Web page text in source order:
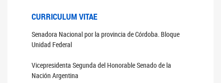
CURRICULUM VITAE
Senadora Nacional por la provincia de Córdoba. Bloque
Unidad Federal
Vicepresidenta Segunda del Honorable Senado de la
Nación Argentina